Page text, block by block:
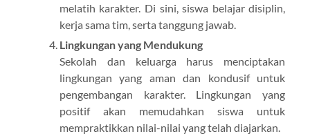
melatih karakter. Di sini, siswa belajar disiplin,
kerja sama tim, serta tanggung jawab.
Lingkungan yang Mendukung
Sekolah dan keluarga harus menciptakan
lingkungan yang aman dan kondusif untuk
pengembangan karakter. Lingkungan yang
positif akan memudahkan siswa untuk
mempraktikkan nilai-nilai yang telah diajarkan.